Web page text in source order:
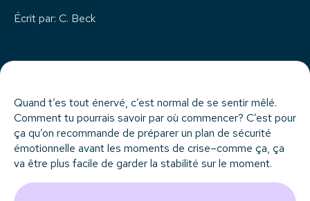
Écrit par: C. Beck
Quand t’es tout énervé, c’est normal de se sentir mêlé.
Comment tu pourrais savoir par où commencer? C’est pour
ça qu’on recommande de préparer un plan de sécurité
émotionnelle avant les moments de crise–comme ça, ça
va être plus facile de garder la stabilité sur le moment.